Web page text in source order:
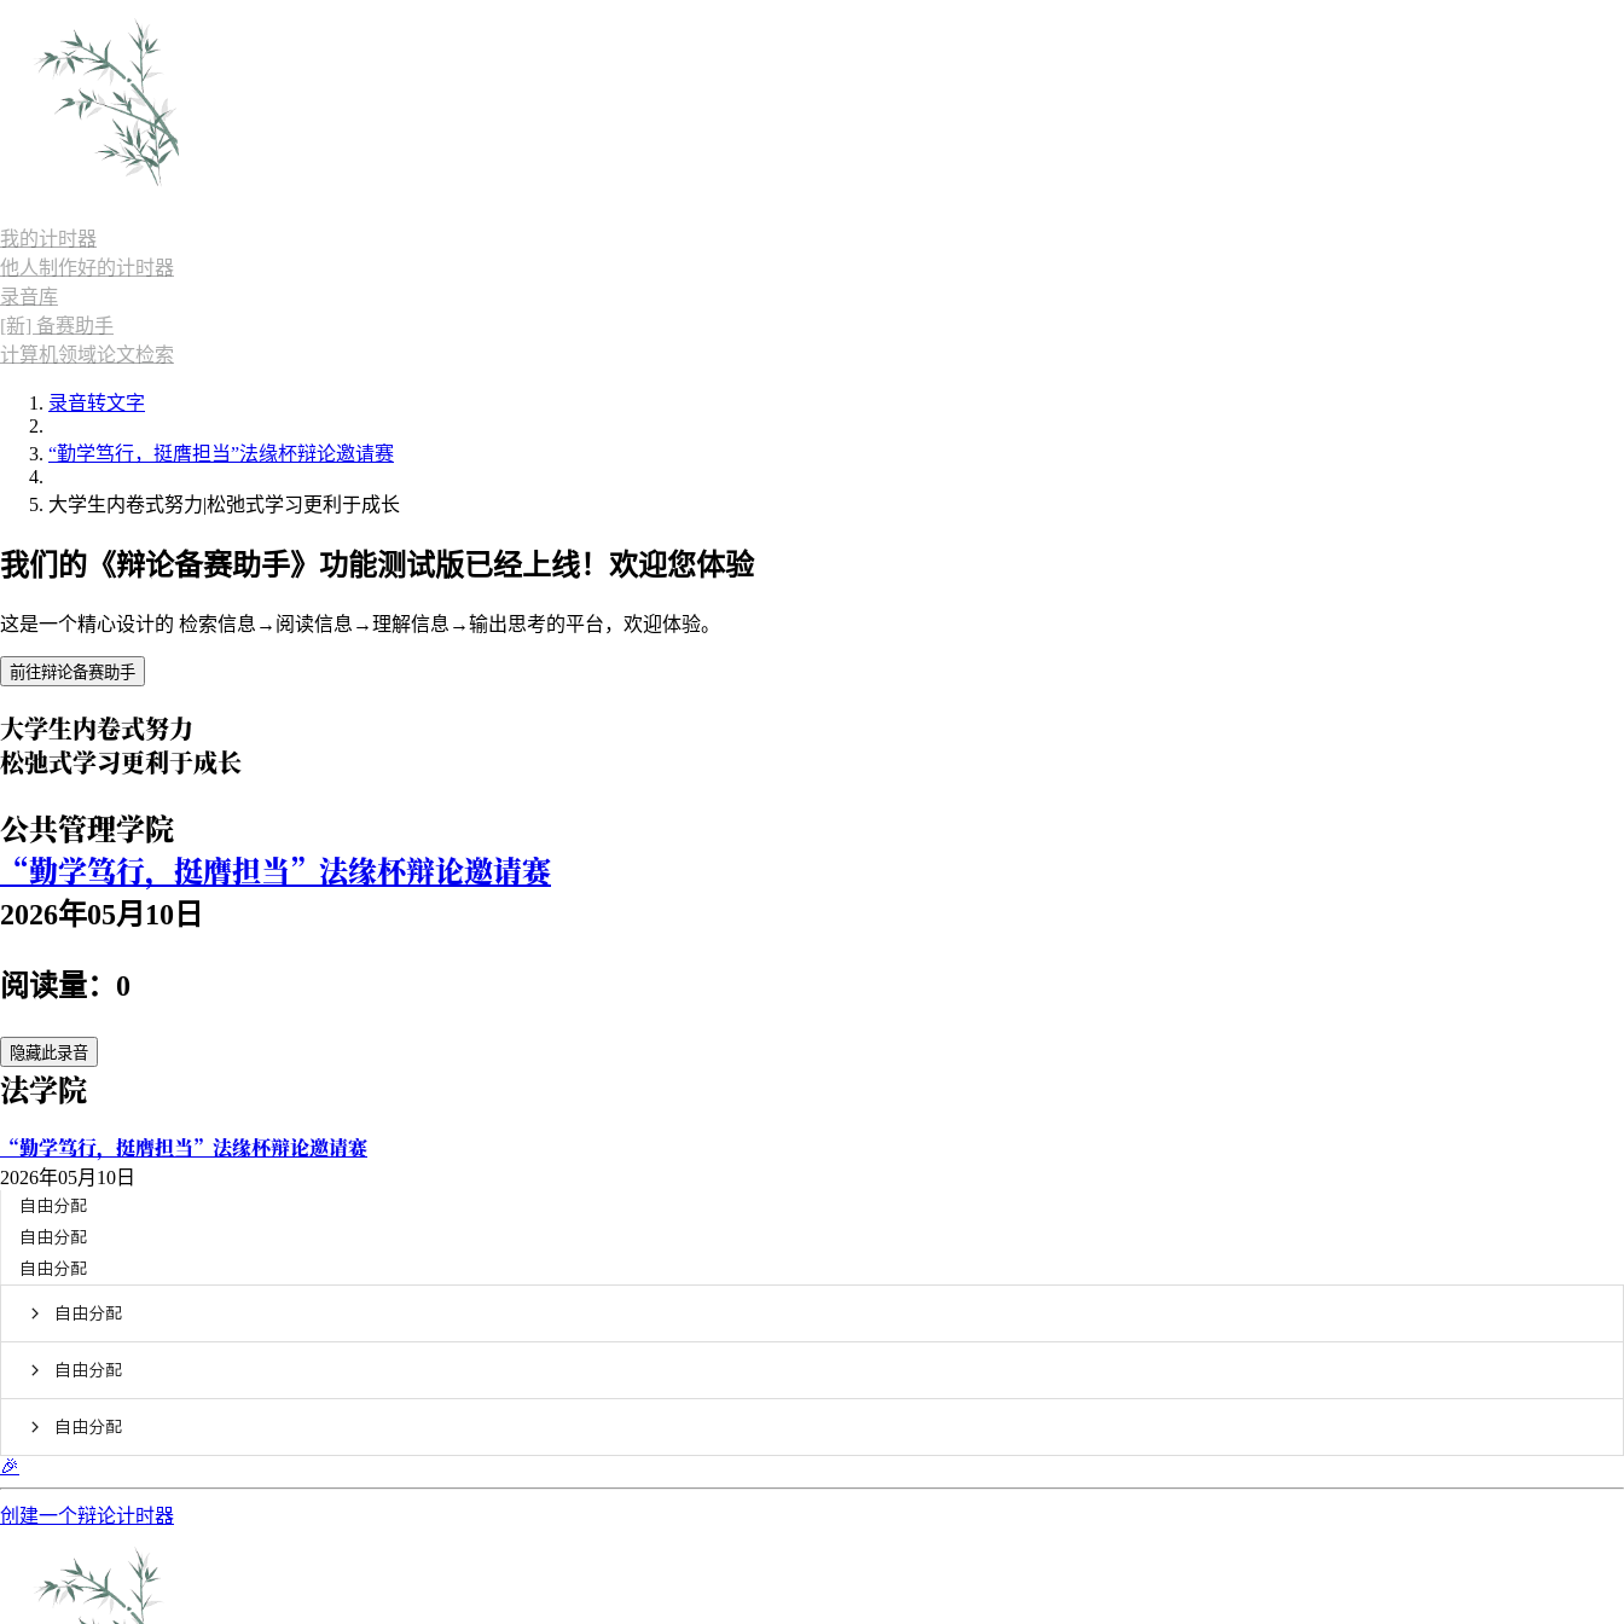
我的计时器
他人制作好的计时器
录音库
[新] 备赛助手
计算机领域论文检索
录音转文字
“勤学笃行，挺膺担当”法缘杯辩论邀请赛
大学生内卷式努力|松弛式学习更利于成长
我们的《辩论备赛助手》功能测试版已经上线！欢迎您体验
这是一个精心设计的 检索信息→阅读信息→理解信息→输出思考的平台，欢迎体验。
前往辩论备赛助手
大学生内卷式努力
松弛式学习更利于成长
公共管理学院
“勤学笃行，挺膺担当”法缘杯辩论邀请赛
2026年05月10日
阅读量：0
隐藏此录音
法学院
“勤学笃行，挺膺担当”法缘杯辩论邀请赛
2026年05月10日
自由分配
自由分配
自由分配
自由分配
自由分配
自由分配
🎉
创建一个辩论计时器